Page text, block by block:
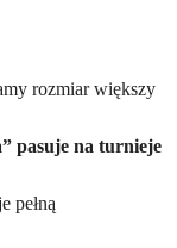
rozmiar większy
pasuje na turnieje
pełną